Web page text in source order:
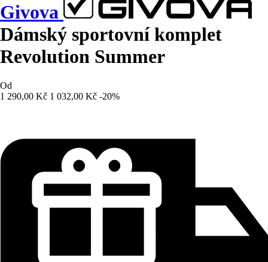
Givova
Dámský sportovní komplet
Revolution Summer
Od
1 290,00 Kč 1 032,00 Kč -20%